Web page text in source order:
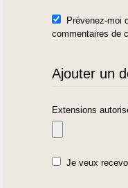
Prévenez-moi
commentaires de
Ajouter un
Extensions
Je veux